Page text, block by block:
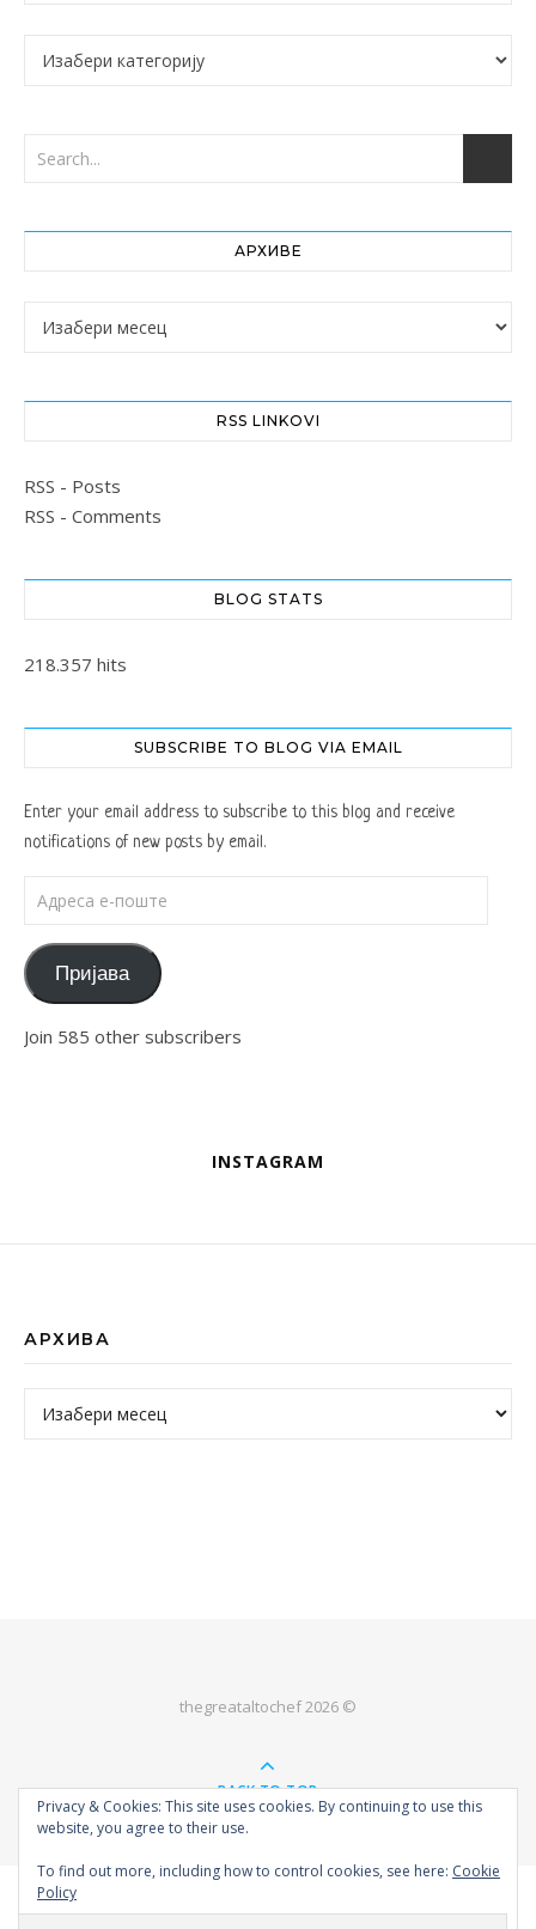
Категорије
АРХИВЕ
Архиве
RSS LINKOVI
RSS - Posts
RSS - Comments
BLOG STATS
218.357 hits
SUBSCRIBE TO BLOG VIA EMAIL
Enter your email address to subscribe to this blog and receive
notifications of new posts by email.
Пријава
Join 585 other subscribers
INSTAGRAM
АРХИВА
Архива
thegreataltochef 2026 ©
BACK TO TOP
Privacy & Cookies: This site uses cookies. By continuing to use this
website, you agree to their use.
To find out more, including how to control cookies, see here: Cookie
Policy